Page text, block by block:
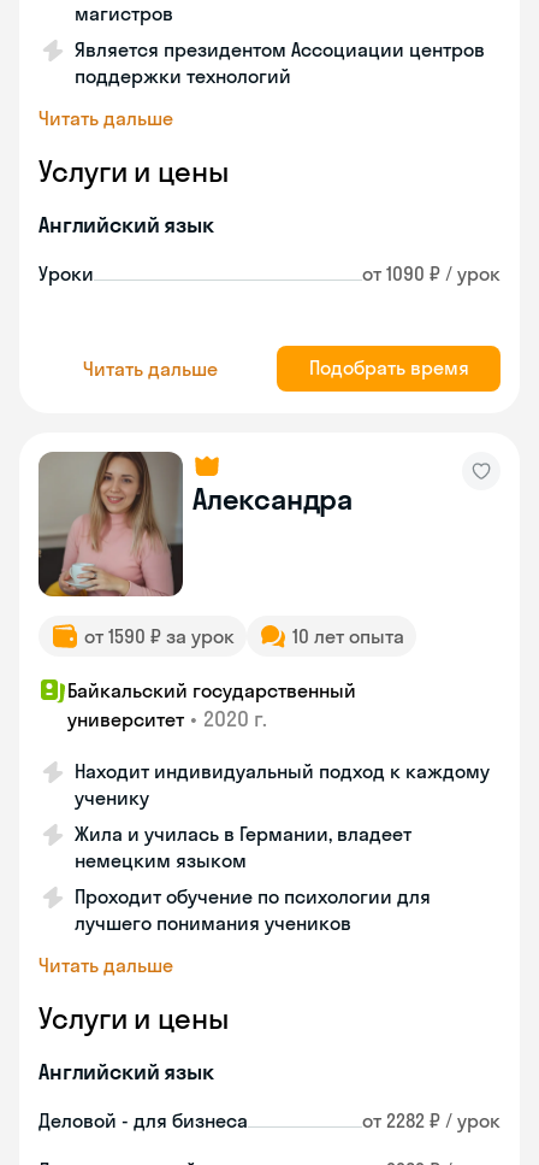
магистров
Является президентом Ассоциации центров
поддержки технологий
Читать дальше
Услуги и цены
Английский язык
Уроки от 1090 ₽ / урок
Читать дальше Подобрать время
Александра
от 1590 ₽ за урок 10 лет опыта
Байкальский государственный
университет • 2020 г.
Находит индивидуальный подход к каждому
ученику
Жила и училась в Германии, владеет
немецким языком
Проходит обучение по психологии для
лучшего понимания учеников
Читать дальше
Услуги и цены
Английский язык
Деловой - для бизнеса от 2282 ₽ / урок